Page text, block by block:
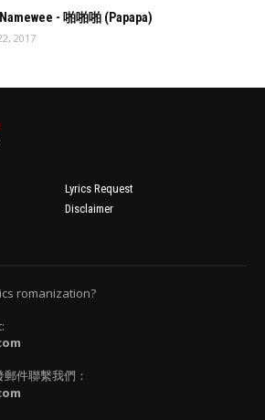
- 啪啪啪 (Papapa)
2017
Lyrics Request
Disclaimer
romanization?
件聯繫我們：